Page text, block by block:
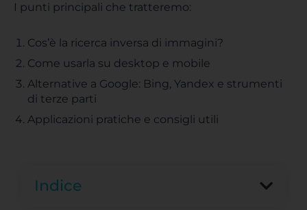
I punti principali che tratteremo:
Cos’è la ricerca inversa di immagini?
Come usarla su desktop e mobile
Alternative a Google: Bing, Yandex e strumenti
di terze parti
Applicazioni pratiche e consigli utili
Indice